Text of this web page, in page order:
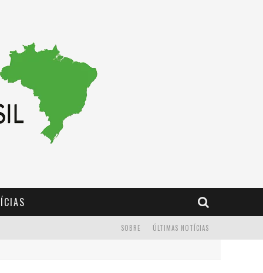
ÚLTIMAS NOTÍCIAS
SOBRE